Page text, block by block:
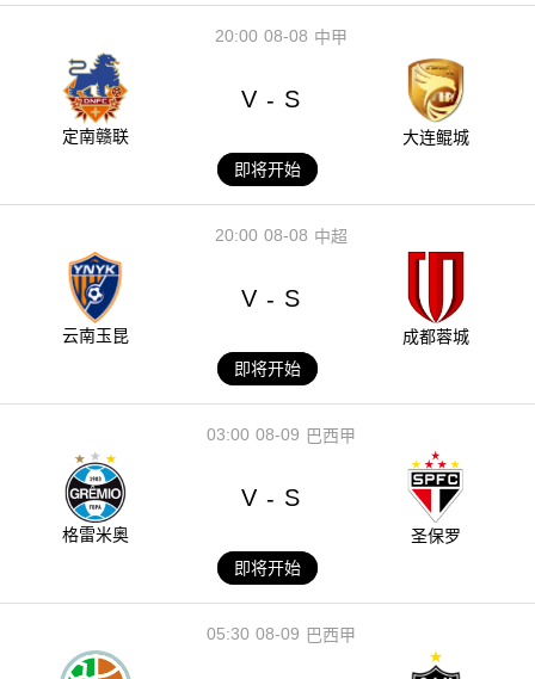
08-08
20:00 中甲
定南赣联
V - S
大连鲲城
即将开始
08-08
20:00 中超
云南玉昆
V - S
成都蓉城
即将开始
08-09
03:00 巴西甲
格雷米奥
V - S
圣保罗
即将开始
08-09
05:30 巴西甲